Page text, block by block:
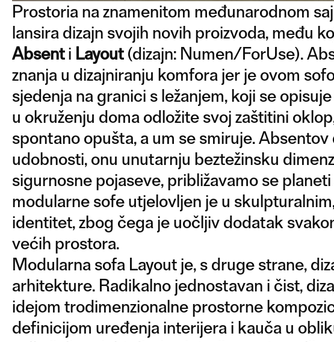
Prostoria na znamenitom međunarodnom
lansira dizajn svojih novih proizvoda, među
Absenti Layout(dizajn: Numen/ForUse).
znanja u dizajniranju komfora jer je ovom
sjedenja na granici s ležanjem, koji se
u okruženju doma odložite svoj zaštitini
spontano opušta, a um se smiruje.
udobnosti, onu unutarnju beztežinsku
sigurnosne pojaseve, približavamo se
modularne sofe utjelovljen je u
identitet, zbog čega je uočljiv dodatak
većih prostora.
Modularna sofa Layout je, s druge strane,
arhitekture. Radikalno jednostavan i čist,
idejom trodimenzionalne prostorne
definicijom uređenja interijera i kauča u